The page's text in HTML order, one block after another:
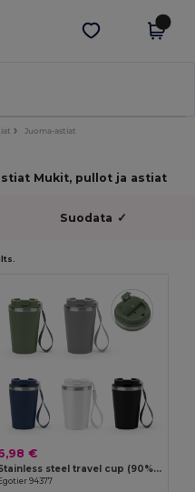
Hae sovellus
Juoma-astiat
Mukit, pullot ja astiat
Suodata ✓
€
Stainless steel travel cup (90% rSS) with double wall and matt finish 460 mL
Egotier 94377